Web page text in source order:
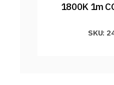
1800K 1m
SKU: